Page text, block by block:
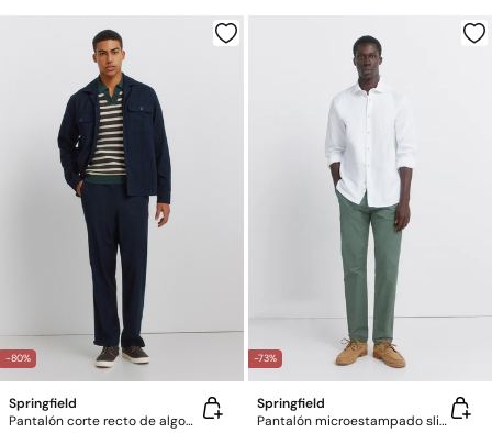
-80%
Springfield
Pantalón corte recto de algodón
-73%
Springfield
Pantalón microestampado slim fit